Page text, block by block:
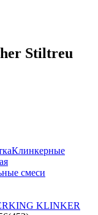
Stiltreu
Клинкерные
смеси
KING KLINKER